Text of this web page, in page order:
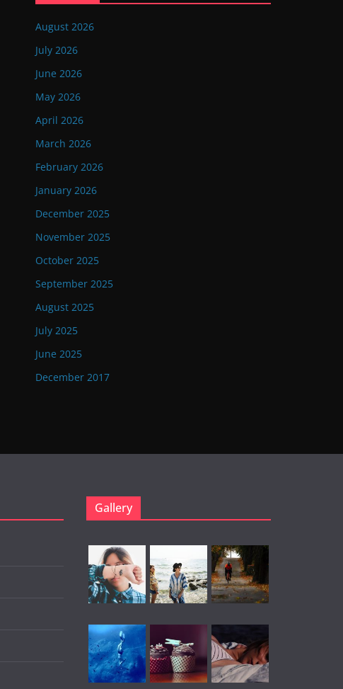
August 2026
July 2026
June 2026
May 2026
April 2026
March 2026
February 2026
January 2026
December 2025
November 2025
October 2025
September 2025
August 2025
July 2025
June 2025
December 2017
Gallery